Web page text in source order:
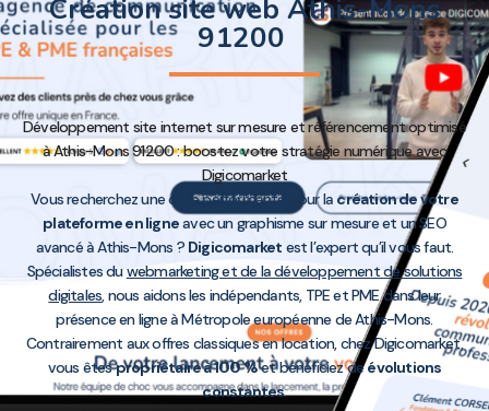
Création site web Athis-Mons
91200
Développement site internet sur mesure et référencement optimisé
à Athis-Mons 91200 : boostez votre stratégie numérique avec
Digicomarket
Vous recherchez une offre performante pour la création de votre
plateforme en ligneavec un graphisme sur mesure et un SEO
avancé à Athis-Mons ? Digicomarket est l’expert qu’il vous faut.
Spécialistes duwebmarketing et de la développement de solutions
digitales , nous aidons les indépendants, TPE et PME dans leur
présence en ligne à Métropole européenne de Athis-Mons.
Contrairement aux offres classiques en location, chez Digicomarket,
vous êtespropriétaire à 100 %et bénéficiez deévolutions
constantes.